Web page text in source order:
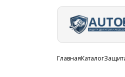
Строка
ГлавнаяКаталог